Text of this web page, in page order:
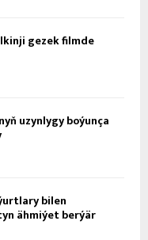
gezek filmde
uzynlygy boýunça
bilen
ähmiýet berýär